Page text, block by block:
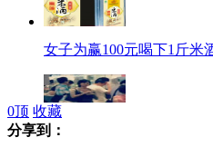
女子为赢100元喝下1斤米
0顶 收藏
分享到：